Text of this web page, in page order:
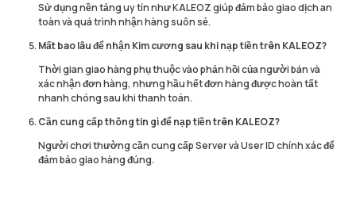
Sử dụng nền tảng uy tín như KALEOZ giúp đảm bảo giao dịch an
toàn và quá trình nhận hàng suôn sẻ.
Mất bao lâu để nhận Kim cương sau khi nạp tiền trên KALEOZ?
Thời gian giao hàng phụ thuộc vào phản hồi của người bán và
xác nhận đơn hàng, nhưng hầu hết đơn hàng được hoàn tất
nhanh chóng sau khi thanh toán.
Cần cung cấp thông tin gì để nạp tiền trên KALEOZ?
Người chơi thường cần cung cấp Server và User ID chính xác để
đảm bảo giao hàng đúng.